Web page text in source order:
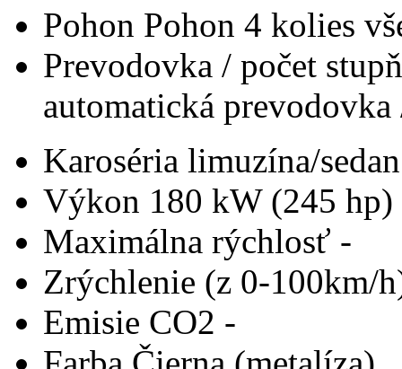
Pohon Pohon 4 kolies
Prevodovka / počet
automatická prevodovka
Karoséria limuzína/sedan
Výkon 180 kW (245 hp)
Maximálna rýchlosť -
Zrýchlenie (z 0-100km/
Emisie CO2 -